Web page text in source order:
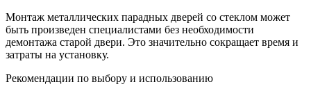
Монтаж металлических парадных дверей со стеклом может
быть произведен специалистами без необходимости
демонтажа старой двери. Это значительно сокращает время и
затраты на установку.
Рекомендации по выбору и использованию